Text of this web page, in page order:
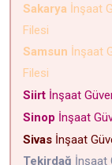
Sakarya İnşaat
Filesi
Samsun İnşaat
Filesi
Siirt İnşaat
Sinop İnşaat
Sivas İnşaat
Tekirdağ İnşaat